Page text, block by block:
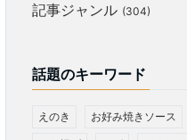
記事ジャンル (304)
話題のキーワード
えのき お好み焼きソース